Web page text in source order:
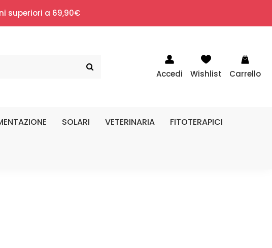
superiori a 69,90€
Accedi Wishlist Carrello
SOLARI VETERINARIA FITOTERAPICI